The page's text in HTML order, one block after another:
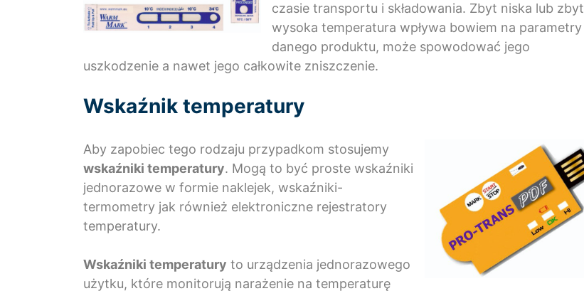
czasie transportu i składowania. Zbyt niska lub zbyt
wysoka temperatura wpływa bowiem na parametry
danego produktu, może spowodować jego
uszkodzenie a nawet jego całkowite zniszczenie.
Wskaźnik temperatury
Aby zapobiec tego rodzaju przypadkom stosujemy
wskaźniki temperatury. Mogą to być proste wskaźniki
jednorazowe w formie naklejek, wskaźniki-
termometry jak również elektroniczne rejestratory
temperatury.
Wskaźniki temperatury to urządzenia jednorazowego
użytku, które monitorują narażenie na temperaturę